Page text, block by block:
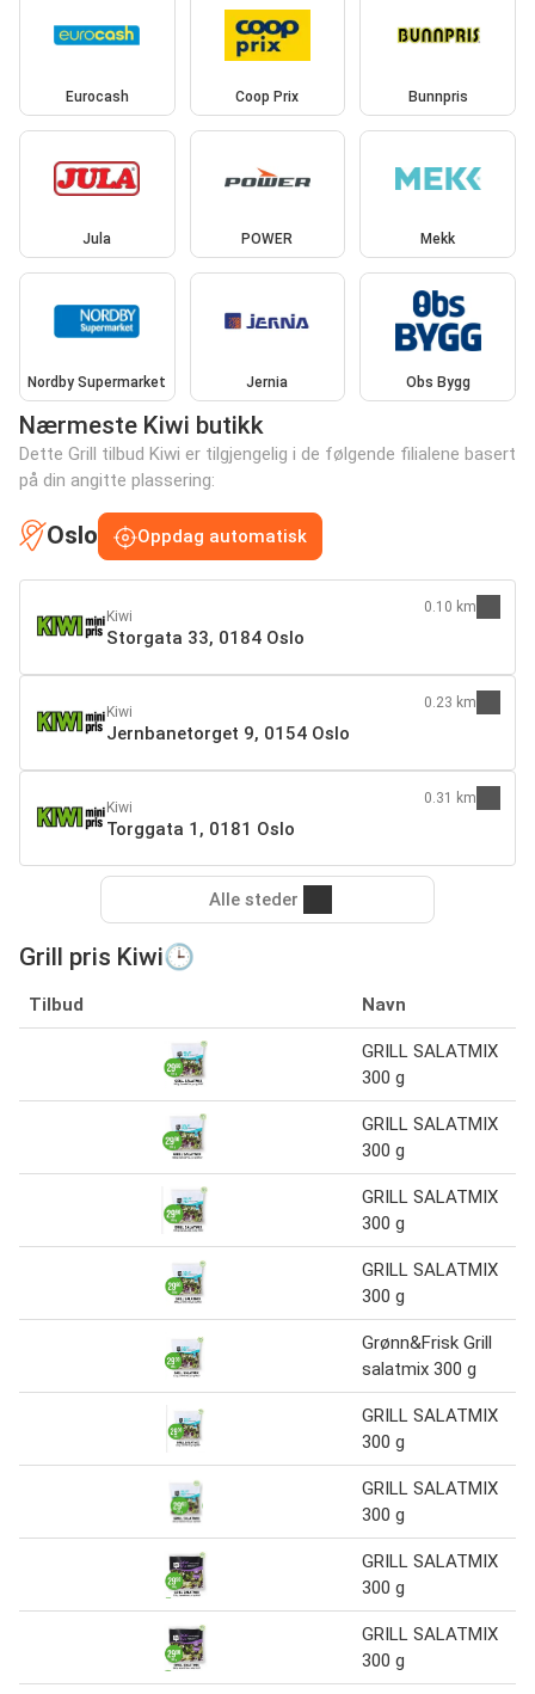
Eurocash Coop Prix Bunnpris
Jula POWER Mekk
Nordby Supermarket Jernia Obs Bygg
Nærmeste Kiwi butikk
Dette Grill tilbud Kiwi er tilgjengelig i de følgende filialene basert
på din angitte plassering:
Oslo Oppdag automatisk
Kiwi
Storgata 33, 0184 Oslo
0.10 km
Kiwi
Jernbanetorget 9, 0154 Oslo
0.23 km
Kiwi
Torggata 1, 0181 Oslo
0.31 km
Alle steder
Grill pris Kiwi🕒
Tilbud Navn
GRILL SALATMIX
300 g
GRILL SALATMIX
300 g
GRILL SALATMIX
300 g
GRILL SALATMIX
300 g
Grønn&Frisk Grill
salatmix 300 g
GRILL SALATMIX
300 g
GRILL SALATMIX
300 g
GRILL SALATMIX
300 g
GRILL SALATMIX
300 g